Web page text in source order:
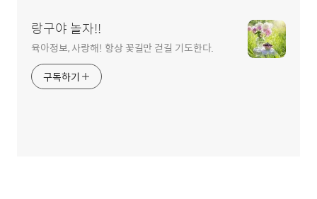
랑구야 놀자!!
육아정보, 사랑해! 항상 꽃길만 걷길 기도한다.
구독하기